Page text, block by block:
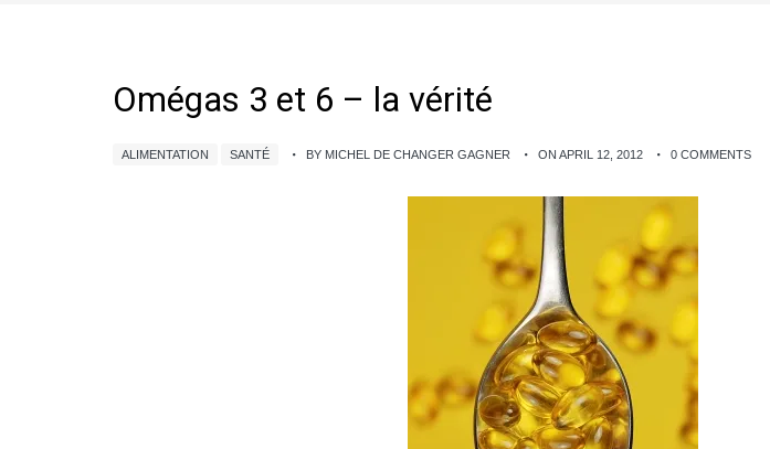
Omégas 3 et 6 – la vérité
ALIMENTATION SANTÉ BY MICHEL DE CHANGER GAGNER ON APRIL 12, 2012 0 COMMENTS